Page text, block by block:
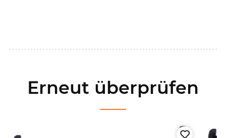
Erneut überprüfen